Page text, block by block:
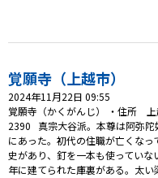
お問い合わせ
覚願寺（上越市）
2024年11月22日 09:55
覚願寺（かくがんじ） ・住所
2390 真宗大谷派。本尊は阿弥陀
にあった。初代の住職が亡くな
史があり、釘を一本も使ってい
年に建てられた庫裏がある。太